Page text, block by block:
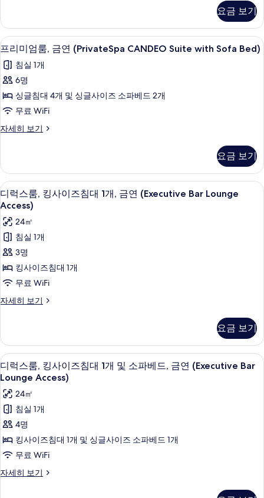
with
Sofa
Bed)
사
진
모
두
보
룸,
금
연
(Private
Spa
Suite
Sofa
Bed)
세
요금 보기
프
리
미
엄
룸,
금
연
Suite
with
Sofa
Bed)
사
진
모
두
기
프리미엄룸, 금연 (PrivateSpa
11
프리미엄룸, 금연 (PrivateSpa CANDEO Suite with Sofa Bed)
침실 1개
6명
싱글침대 4개 및 싱글사이즈 소파베드 2개
무료 WiFi
자세히 보기
프
룸,
금
연
(PrivateSpa
CANDEO
Suite
with
Sofa
Bed)
자
히
보
기
요금 보기
디
럭
스
룸,
킹
사
이
즈
1
개,
금
연
(Executive
Bar
Lounge
Access)
사
진
9
디럭스룸, 킹사이즈침대 1개, 금연 (Executive Bar Lounge
Access)
24㎡
침실 1개
3명
킹사이즈침대 1개
무료 WiFi
자세히 보기
디
킹
사
이
즈
대
개,
금
연
Bar
Lounge
Access)
요금 보기
디
럭
스
룸,
킹
사
이
즈
9
디럭스룸, 킹사이즈침대 1개 및 소파베드, 금연 (Executive Bar
Lounge Access)
24㎡
침실 1개
4명
킹사이즈침대 1개 및 싱글사이즈 소파베드 1개
무료 WiFi
자세히 보기
디